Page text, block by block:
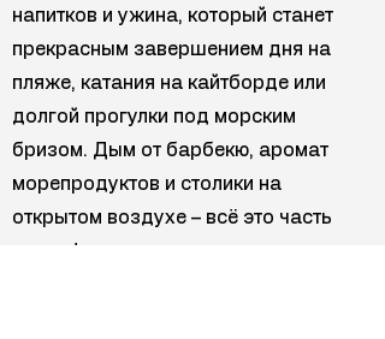
напитков и ужина, который станет
прекрасным завершением дня на
пляже, катания на кайтборде или
долгой прогулки под морским
бризом. Дым от барбекю, аромат
морепродуктов и столики на
открытом воздухе – всё это часть
атмосферы.